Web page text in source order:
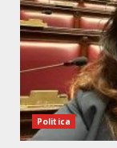
Politica